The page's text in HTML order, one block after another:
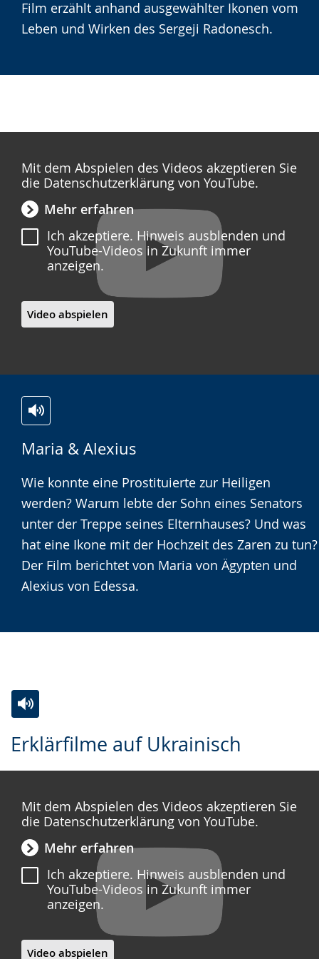
Film erzählt anhand ausgewählter Ikonen vom
Leben und Wirken des Sergeji Radonesch.
Mit dem Abspielen des Videos akzeptieren Sie
die Datenschutzerklärung von YouTube.
Mehr erfahren
Ich akzeptiere. Hinweis ausblenden und
YouTube-Videos in Zukunft immer
anzeigen.
Video abspielen
Maria & Alexius
Leichten
Sprache
wechseln.
Audio-
Unterstützung.
Video
in
Deutscher
Gebärdensprache
wird
angezeigt.
Wie konnte eine Prostituierte zur Heiligen
werden? Warum lebte der Sohn eines Senators
unter der Treppe seines Elternhauses? Und was
hat eine Ikone mit der Hochzeit des Zaren zu tun?
Der Film berichtet von Maria von Ägypten und
Alexius von Edessa.
Erklärfilme auf Ukrainisch
Leichten
Sprache
Audio-
Unterstützung.
Video
in
Gebärdensprache
wird
angezeigt.
Mit dem Abspielen des Videos akzeptieren Sie
die Datenschutzerklärung von YouTube.
Mehr erfahren
Ich akzeptiere. Hinweis ausblenden und
YouTube-Videos in Zukunft immer
anzeigen.
Video abspielen